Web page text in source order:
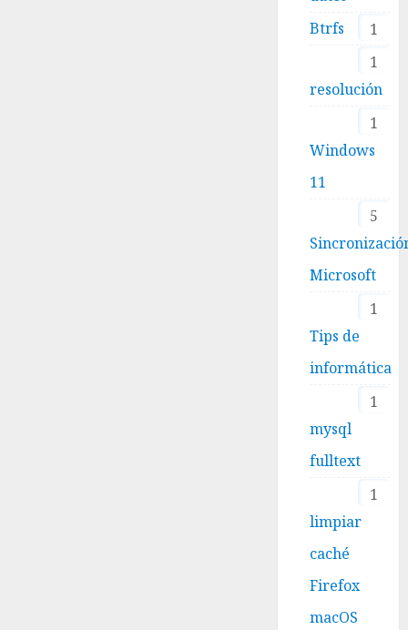
1
Btrfs
1
resolución
1
Windows
11
5
Microsoft
1
Tips de
informática
1
mysql
fulltext
1
limpiar
caché
Firefox
macOS